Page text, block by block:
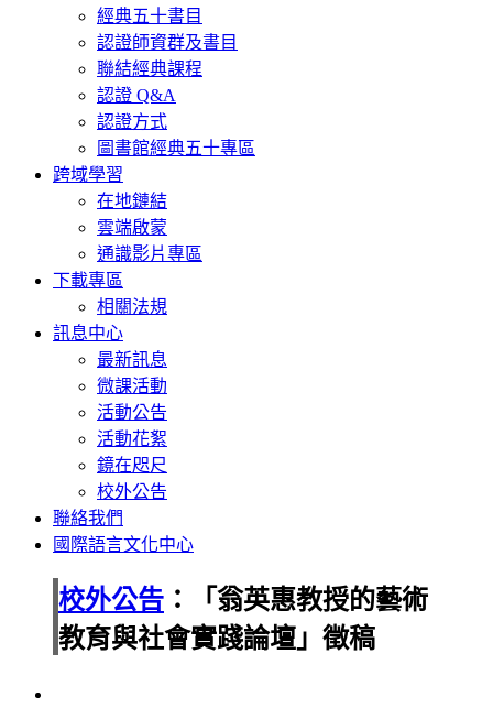
經典五十書目
認證師資群及書目
聯結經典課程
認證 Q&A
認證方式
圖書館經典五十專區
跨域學習
在地鏈結
雲端啟蒙
通識影片專區
下載專區
相關法規
訊息中心
最新訊息
微課活動
活動公告
活動花絮
鏡在咫尺
校外公告
聯絡我們
國際語言文化中心
校外公告 ：「翁英惠教授的藝術
教育與社會實踐論壇」徵稿